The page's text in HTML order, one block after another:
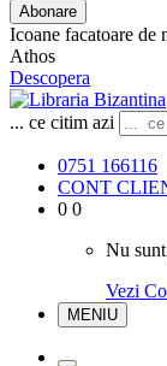
Abonare
Icoane facatoare
Athos
Descopera
... ce citim azi
0751 166116
CONT
0 0
Nu
Vezi
MENIU